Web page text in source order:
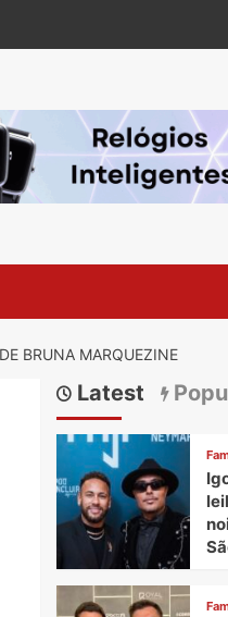
BRUNA MARQUEZINE
Latest